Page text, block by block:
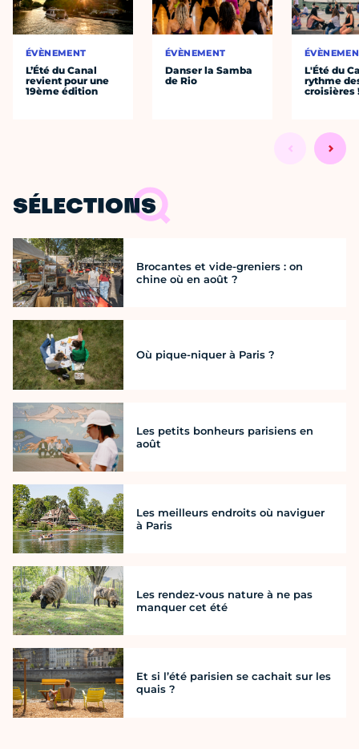
ÉVÈNEMENT
L’Été du Canal
revient pour une
19ème édition
ÉVÈNEMENT
Danser la Samba
de Rio
L'Été du
rythme
croisières
SÉLECTIONS
Brocantes et vide-greniers : on
chine où en août ?
Où pique-niquer à Paris ?
Les petits bonheurs parisiens en
août
Les meilleurs endroits où naviguer
à Paris
Les rendez-vous nature à ne pas
manquer cet été
Et si l’été parisien se cachait sur les
quais ?